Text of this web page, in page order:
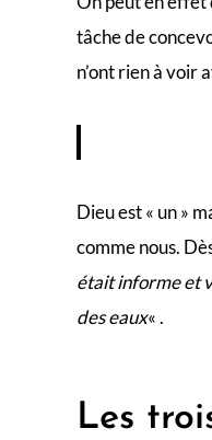
tâche de
n’ont rien à voir
Dieu est « un »
comme nous.
était informe et
des eaux« .
Les